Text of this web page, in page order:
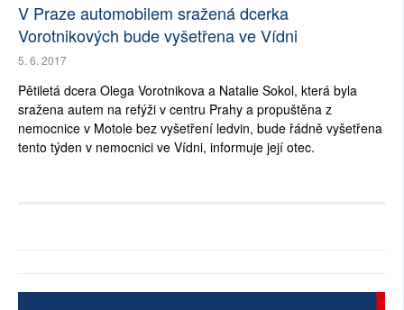
V Praze automobilem sražená dcerka
Vorotnikových bude vyšetřena ve Vídni
5. 6. 2017
Pětiletá dcera Olega Vorotnikova a Natalie Sokol, která byla
sražena autem na refýži v centru Prahy a propuštěna z
nemocnice v Motole bez vyšetření ledvin, bude řádně vyšetřena
tento týden v nemocnici ve Vídni, informuje její otec.